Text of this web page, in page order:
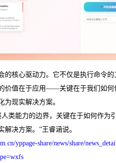
的核心驱动力。它不仅是执行命令
价值在于应用——关键在于我们如何
为现实解决方案。
类能力的边界，关键在于如何作为
决方案。”王睿涵说。
yppage-share/news/share/